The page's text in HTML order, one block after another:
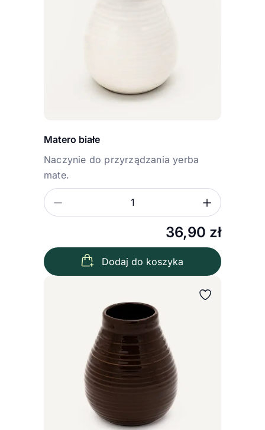
Matero białe
Naczynie do przyrządzania yerba
mate.
36,90 zł
Zmniejsz ilość
Dodaj do koszyka